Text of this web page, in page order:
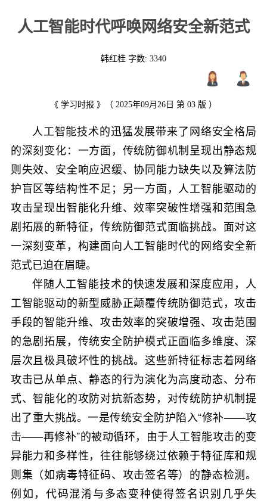
人工智能时代呼唤网络安全新范式
韩红桂 字数: 3340
《 学习时报 》（ 2025年09月26日 第 03 版 ）
人工智能技术的迅猛发展带来了网络安全格局
的深刻变化：一方面，传统防御机制呈现出静态规
则失效、安全响应迟缓、协同能力缺失以及算法防
护盲区等结构性不足；另一方面，人工智能驱动的
攻击呈现出智能化升维、效率突破性增强和范围急
剧拓展的新特征，传统防御范式面临挑战。面对这
一深刻变革，构建面向人工智能时代的网络安全新
范式已迫在眉睫。
伴随人工智能技术的快速发展和深度应用，人
工智能驱动的新型威胁正颠覆传统防御范式，攻击
手段的智能升维、攻击效率的突破增强、攻击范围
的急剧拓展，传统安全防护模式正面临多维度、深
层次且极具破坏性的挑战。这些新特征标志着网络
攻击已从单点、静态的行为演化为高度动态、分布
式、智能化的攻防对抗新态势，对传统防护机制提
出了重大挑战。一是传统安全防护陷入“修补——攻
击——再修补”的被动循环，由于人工智能攻击的变
异能力和多样性，往往能够绕过依赖于特征库和规
则集（如病毒特征码、攻击签名等）的静态检测。
例如，代码混淆与多态变种使得签名识别几乎失